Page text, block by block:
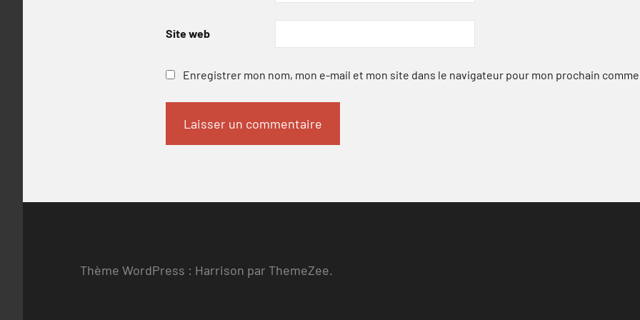
Site web
Enregistrer mon nom, mon e-mail et mon site dans le navigateur pour mon prochain
Thème WordPress : Harrison par ThemeZee.